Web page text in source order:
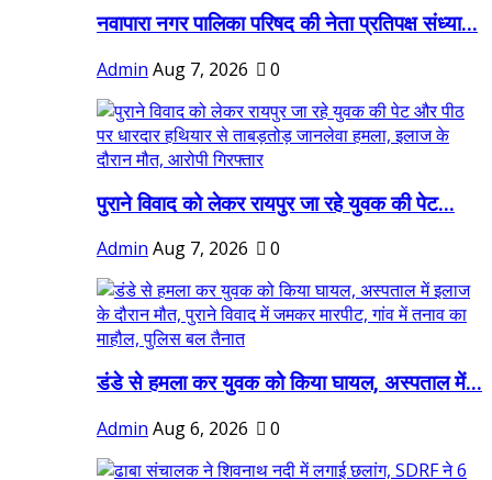
नवापारा नगर पालिका परिषद की नेता प्रतिपक्ष संध्या...
Admin Aug 7, 2026 0
पुराने विवाद को लेकर रायपुर जा रहे युवक की पेट...
Admin Aug 7, 2026 0
डंडे से हमला कर युवक को किया घायल, अस्पताल में...
Admin Aug 6, 2026 0